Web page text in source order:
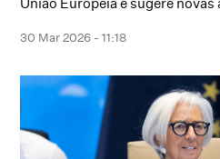
30 Mar 2026 - 11:18